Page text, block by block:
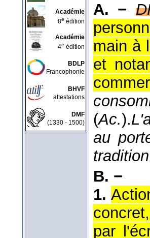
Académie
8e édition
Académie
4e édition
BDLP
Francophonie
BHVF
attestations
DMF
(1330 - 1500)
A. −
main à
et
(Ac.).
au
B. −
1.
par